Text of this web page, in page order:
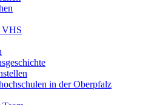
VHS
in der Oberpfalz